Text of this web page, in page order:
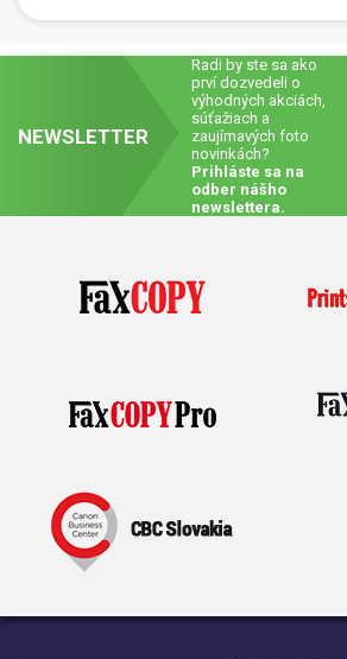
Doplnky do kancelárie, domácnosti, auta
Darčeky
PO-PIA 7:30 - 17:00
0850 11 15 16
NEWSLETTER
Radi by ste sa ako
prví dozvedeli o
výhodných akciách,
súťažiach a
zaujímavých foto
novinkách?
Prihláste sa na
odber nášho
newslettera.